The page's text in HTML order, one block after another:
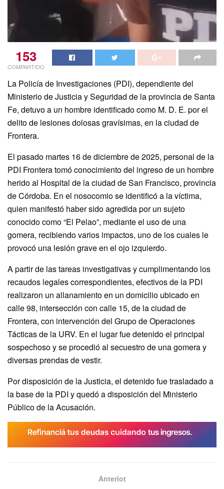
153
COMPARTIDO
La Policía de Investigaciones (PDI), dependiente del
Ministerio de Justicia y Seguridad de la provincia de Santa
Fe, detuvo a un hombre identificado como M. D. E. por el
delito de lesiones dolosas gravísimas, en la ciudad de
Frontera.
El pasado martes 16 de diciembre de 2025, personal de la
PDI Frontera tomó conocimiento del ingreso de un hombre
herido al Hospital de la ciudad de San Francisco, provincia
de Córdoba. En el nosocomio se identificó a la víctima,
quien manifestó haber sido agredida por un sujeto
conocido como “El Pelao”, mediante el uso de una
gomera, recibiendo varios impactos, uno de los cuales le
provocó una lesión grave en el ojo izquierdo.
A partir de las tareas investigativas y cumplimentando los
recaudos legales correspondientes, efectivos de la PDI
realizaron un allanamiento en un domicilio ubicado en
calle 98, intersección con calle 15, de la ciudad de
Frontera, con intervención del Grupo de Operaciones
Tácticas de la URV. En el lugar fue detenido el principal
sospechoso y se procedió al secuestro de una gomera y
diversas prendas de vestir.
Por disposición de la Justicia, el detenido fue trasladado a
la base de la PDI y quedó a disposición del Ministerio
Público de la Acusación.
Anteriot